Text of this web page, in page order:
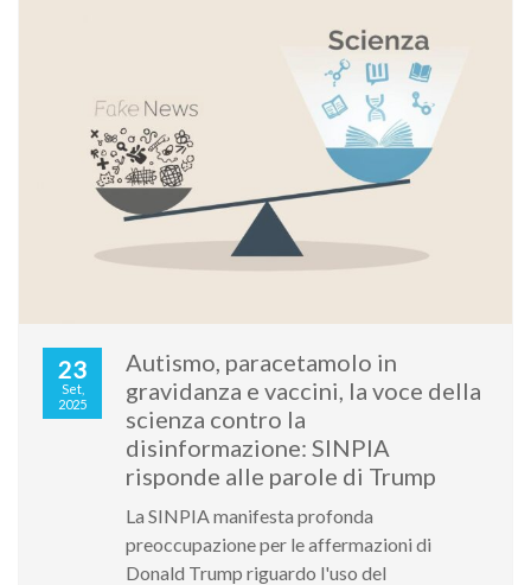
23
Set,
2025
Autismo, paracetamolo in
gravidanza e vaccini, la voce della
scienza contro la
disinformazione: SINPIA
risponde alle parole di Trump
La SINPIA manifesta profonda
preoccupazione per le affermazioni di
Donald Trump riguardo l'uso del